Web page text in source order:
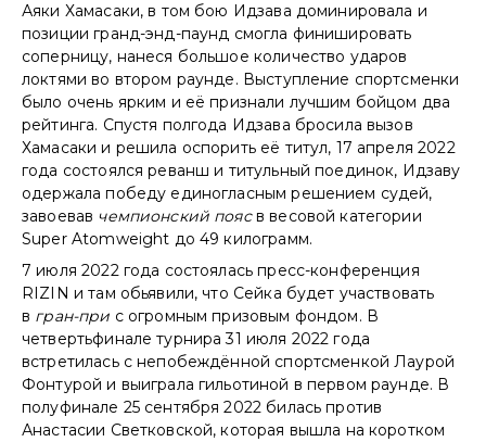
Аяки Хамасаки, в том бою Идзава доминировала и
позиции гранд-энд-паунд смогла финишировать
соперницу, нанеся большое количество ударов
локтями во втором раунде. Выступление спортсменки
было очень ярким и её признали лучшим бойцом два
рейтинга. Спустя полгода Идзава бросила вызов
Хамасаки и решила оспорить её титул, 17 апреля 2022
года состоялся реванш и титульный поединок, Идзаву
одержала победу единогласным решением судей,
завоевав чемпионский поясв весовой категории
Super Atomweight до 49 килограмм.
7 июля 2022 года состоялась пресс-конференция
RIZIN и там обьявили, что Сейка будет участвовать
в гран-при с огромным призовым фондом. В
четвертьфинале турнира 31 июля 2022 года
встретилась с непобеждённой спортсменкой Лаурой
Фонтурой и выиграла гильотиной в первом раунде. В
полуфинале 25 сентября 2022 билась против
Анастасии Светковской, которая вышла на коротком